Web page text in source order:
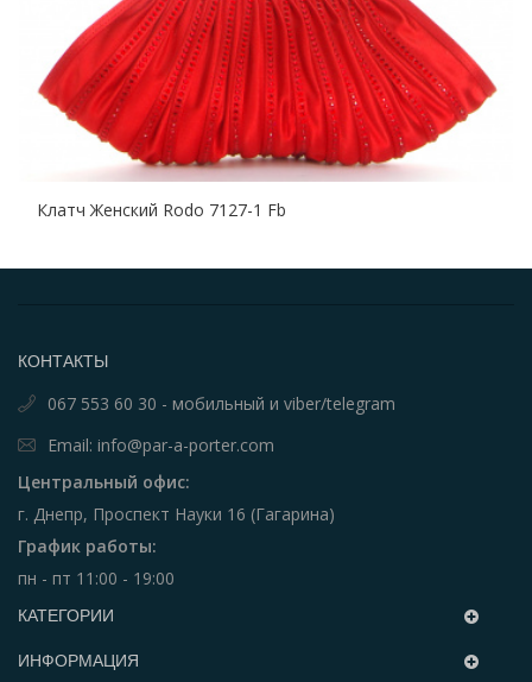
Клатч Женский Rodo 7127-1 Fb
КОНТАКТЫ
067 553 60 30 - мобильный и viber/telegram
Email: info@par-a-porter.com
Центральный офис:
г. Днепр, Проспект Науки 16 (Гагарина)
График работы:
пн - пт 11:00 - 19:00
КАТЕГОРИИ
ИНФОРМАЦИЯ